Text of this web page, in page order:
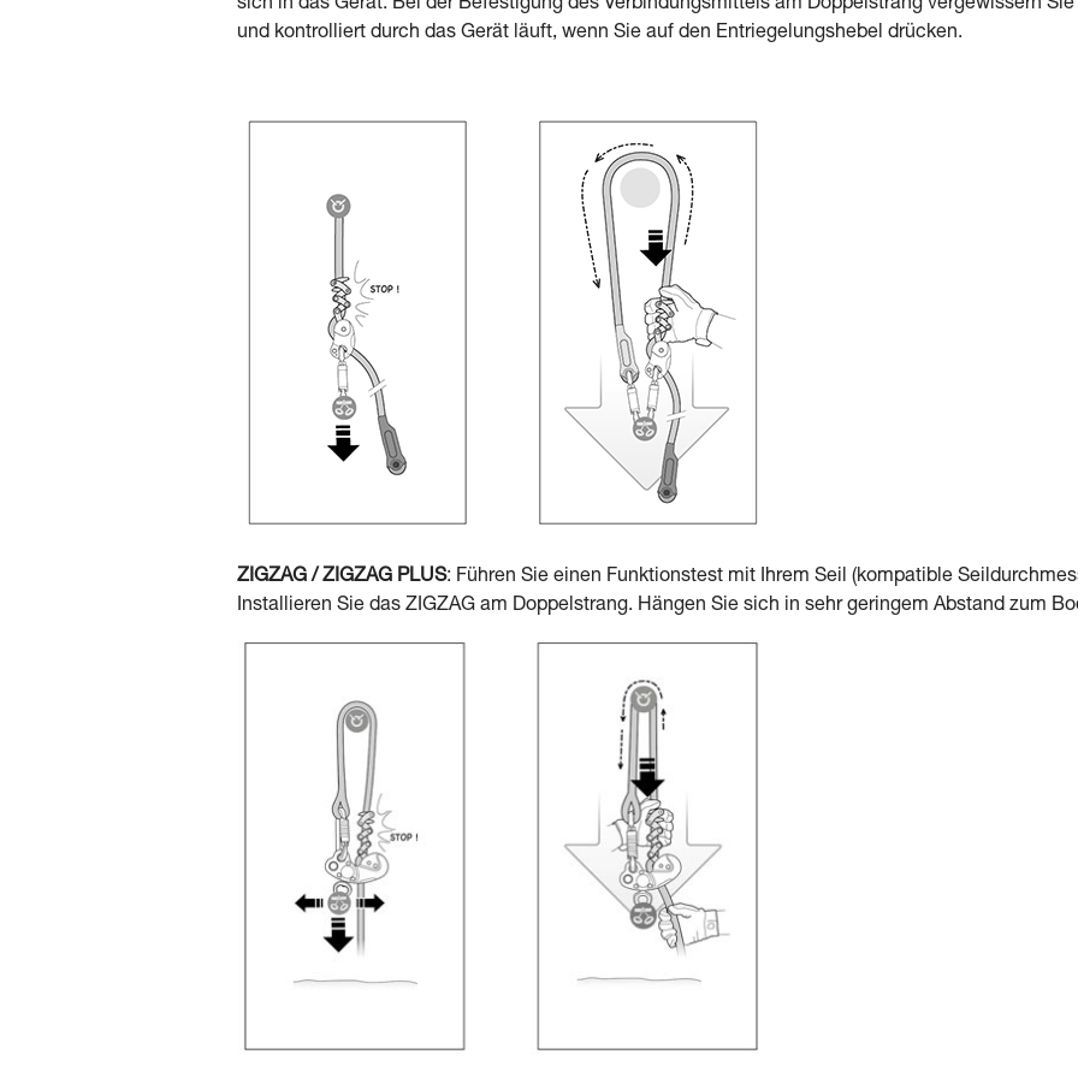
sich in das Gerät. Bei der Befestigung des Verbindungsmittels am Doppelstrang vergewissern
und kontrolliert durch das Gerät läuft, wenn Sie auf den Entriegelungshebel drücken.
ZIGZAG / ZIGZAG PLUS: Führen Sie einen Funktionstest mit Ihrem Seil (kompatible
Installieren Sie das ZIGZAG am Doppelstrang. Hängen Sie sich in sehr geringem Abstand zum